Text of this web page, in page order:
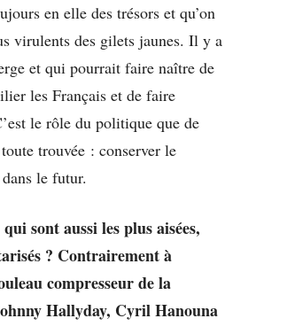
en elle des trésors et qu’on
virulents des gilets jaunes. Il y a
et qui pourrait faire naître de
les Français et de faire
le rôle du politique que de
trouvée : conserver le
le futur.
sont aussi les plus aisées,
? Contrairement à
compresseur de la
Hallyday, Cyril Hanouna